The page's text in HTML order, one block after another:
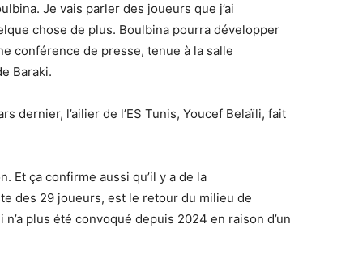
Je vais parler des joueurs que j’ai
chose de plus. Boulbina pourra développer
conférence de presse, tenue à la salle
Baraki.
dernier, l’ailier de l’ES Tunis, Youcef Belaïli, fait
Et ça confirme aussi qu’il y a de la
des 29 joueurs, est le retour du milieu de
plus été convoqué depuis 2024 en raison d’un